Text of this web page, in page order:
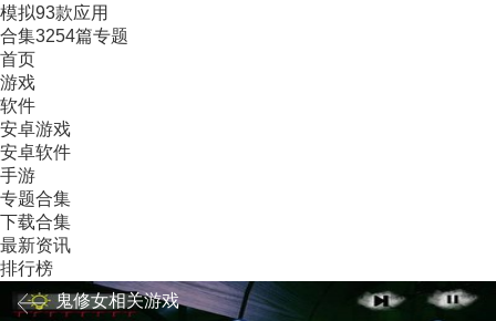
模拟93款应用
合集3254篇专题
首页
游戏
软件
安卓游戏
安卓软件
手游
专题合集
下载合集
最新资讯
排行榜
鬼修女相关游戏
鬼修女系列包含初代原版、第二代、起源前传、汉化精简
版与修改破解版，是热门暗黑密室恐怖解谜手游。玩家被困阴
森修道院，需要搜集道具、破解机关逃离险境，躲避鬼修女追